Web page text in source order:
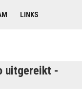
LINKS
uitgereikt -